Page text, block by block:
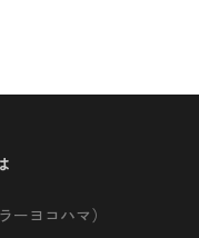
ーヨコハマ）